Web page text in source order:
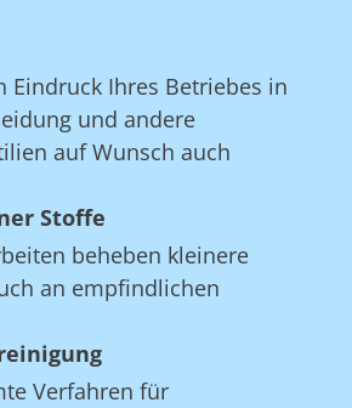
Eindruck Ihres Betriebes in
und andere
auf Wunsch auch
Stoffe
beheben kleinere
an empfindlichen
Verfahren für